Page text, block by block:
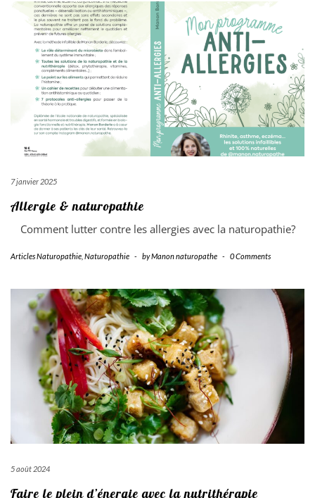
7 janvier 2025
Allergie & naturopathie
Comment lutter contre les allergies avec la naturopathie?
Articles Naturopathie Naturopathie - byManon naturopathe - 0 Comments
5 août 2024
Faire le plein d’énergie avec la nutrithérapie